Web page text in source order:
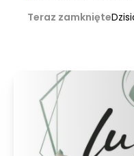
Teraz zamknięte